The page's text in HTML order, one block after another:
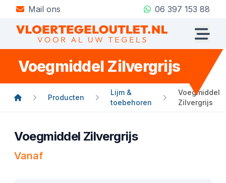
Mail ons 06 397 153 88
Voegmiddel Zilvergrijs
Producten
Lijm &
toebehoren
Voegmiddel
Zilvergrijs
Voegmiddel Zilvergrijs
Vanaf